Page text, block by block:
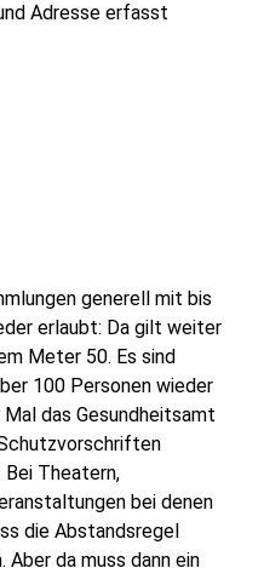
Adresse erfasst
generell mit bis
erlaubt: Da gilt weiter
Meter 50. Es sind
100 Personen wieder
das Gesundheitsamt
Bei Theatern,
bei denen
die Abstandsregel
da muss dann ein